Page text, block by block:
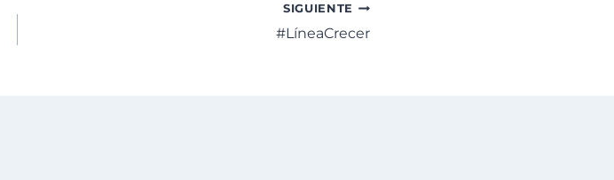
SIGUIENTE
#LíneaCrecer